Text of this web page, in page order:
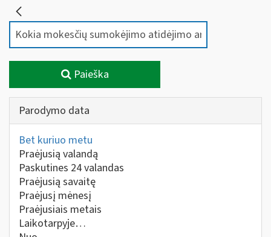
Paieška
Parodymo data
Bet kuriuo metu
Praėjusią valandą
Paskutines 24 valandas
Praėjusią savaitę
Praėjusį mėnesį
Praėjusiais metais
Laikotarpyje…